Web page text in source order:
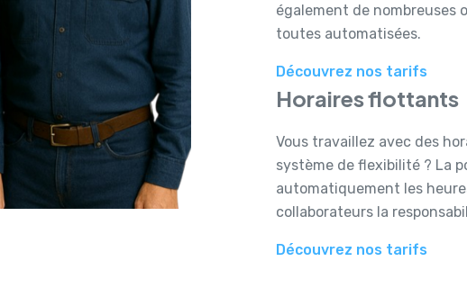
également de nombreuses
toutes automatisées.
Découvrez nos tarifs
Horaires flottants
Vous travaillez avec des
système de flexibilité ? La
automatiquement les
collaborateurs la
Découvrez nos tarifs